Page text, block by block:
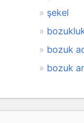
şekel
bozuk
bozuk